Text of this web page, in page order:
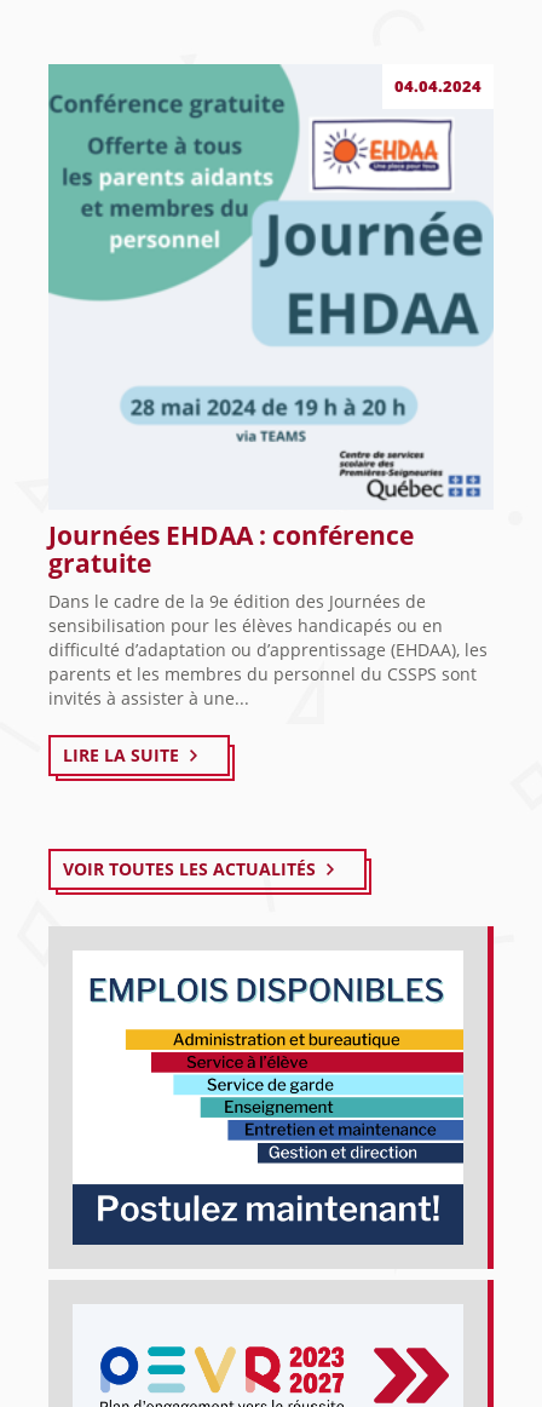
04.04.2024
Journées EHDAA : conférence
gratuite
Dans le cadre de la 9e édition des Journées de
sensibilisation pour les élèves handicapés ou en
difficulté d’adaptation ou d’apprentissage (EHDAA), les
parents et les membres du personnel du CSSPS sont
invités à assister à une...
LIRE LA SUITE
VOIR TOUTES LES ACTUALITÉS